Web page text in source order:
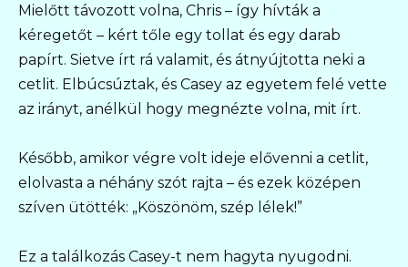
Mielőtt távozott volna, Chris – így hívták a
kéregetőt – kért tőle egy tollat és egy darab
papírt. Sietve írt rá valamit, és átnyújtotta neki a
cetlit. Elbúcsúztak, és Casey az egyetem felé vette
az irányt, anélkül hogy megnézte volna, mit írt.
Később, amikor végre volt ideje elővenni a cetlit,
elolvasta a néhány szót rajta – és ezek középen
szíven ütötték: „Köszönöm, szép lélek!”
Ez a találkozás Casey-t nem hagyta nyugodni.